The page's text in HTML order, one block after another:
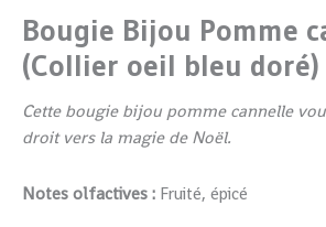
Bougie Bijou Pomme
(Collier oeil bleu doré)
Cette bougie bijou pomme cannelle
droit vers la magie de Noël.
Notes olfactives : Fruité, épicé